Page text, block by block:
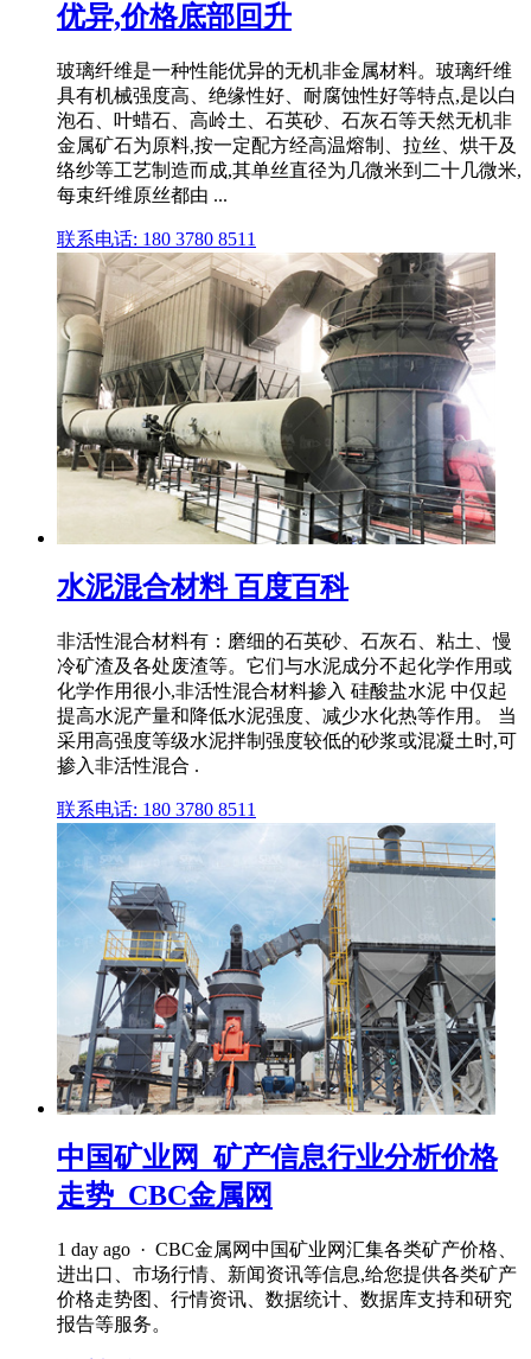
优异,价格底部回升
玻璃纤维是一种性能优异的无机非金属材料。玻璃纤维
具有机械强度高、绝缘性好、耐腐蚀性好等特点,是以白
泡石、叶蜡石、高岭土、石英砂、石灰石等天然无机非
金属矿石为原料,按一定配方经高温熔制、拉丝、烘干及
络纱等工艺制造而成,其单丝直径为几微米到二十几微米,
每束纤维原丝都由 ...
联系电话: 180 3780 8511
水泥混合材料 百度百科
非活性混合材料有：磨细的石英砂、石灰石、粘土、慢
冷矿渣及各处废渣等。它们与水泥成分不起化学作用或
化学作用很小,非活性混合材料掺入 硅酸盐水泥 中仅起
提高水泥产量和降低水泥强度、减少水化热等作用。 当
采用高强度等级水泥拌制强度较低的砂浆或混凝土时,可
掺入非活性混合 .
联系电话: 180 3780 8511
中国矿业网_矿产信息行业分析价格
走势_CBC金属网
1 day ago · CBC金属网中国矿业网汇集各类矿产价格、
进出口、市场行情、新闻资讯等信息,给您提供各类矿产
价格走势图、行情资讯、数据统计、数据库支持和研究
报告等服务。